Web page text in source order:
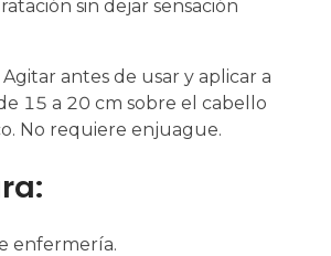
sin dejar sensación
Agitar antes de usar y aplicar a
15 a 20 cm sobre el cabello
No requiere enjuague.
enfermería.